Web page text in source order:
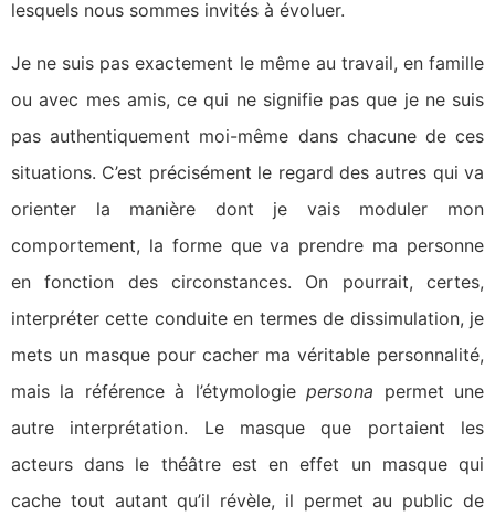
lesquels nous sommes invités à évoluer.
Je ne suis pas exactement le même au travail, en famille
ou avec mes amis, ce qui ne signifie pas que je ne suis
pas authentiquement moi-même dans chacune de ces
situations. C’est précisément le regard des autres qui va
orienter la manière dont je vais moduler mon
comportement, la forme que va prendre ma personne
en fonction des circonstances. On pourrait, certes,
interpréter cette conduite en termes de dissimulation, je
mets un masque pour cacher ma véritable personnalité,
mais la référence à l’étymologiepersona permet une
autre interprétation. Le masque que portaient les
acteurs dans le théâtre est en effet un masque qui
cache tout autant qu’il révèle, il permet au public de